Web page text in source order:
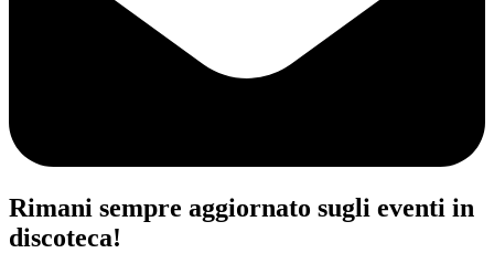
Rimani sempre aggiornato sugli eventi in
discoteca!